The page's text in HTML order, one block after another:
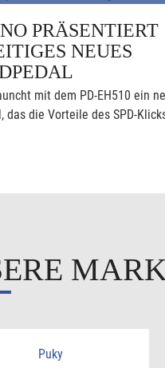
PRÄSENTIERT
NEUES
mit dem PD-EH510 ein
das die Vorteile des SPD-